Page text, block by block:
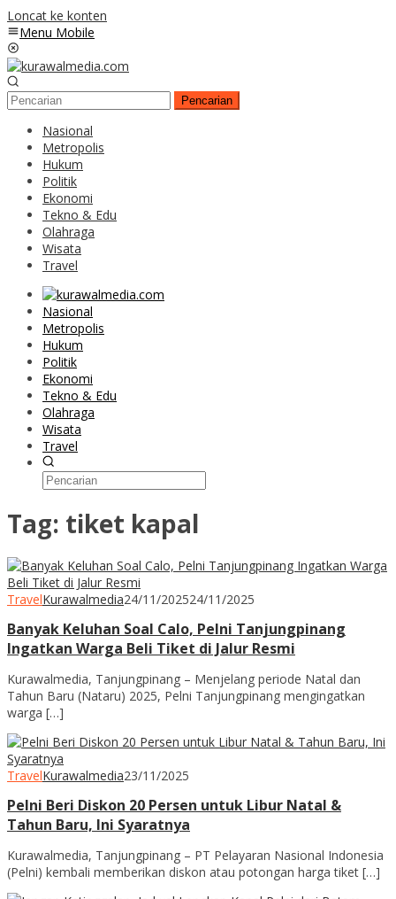
Loncat ke konten
Menu Mobile
Pencarian
Nasional
Metropolis
Hukum
Politik
Ekonomi
Tekno & Edu
Olahraga
Wisata
Travel
Nasional
Metropolis
Hukum
Politik
Ekonomi
Tekno & Edu
Olahraga
Wisata
Travel
Tag: tiket kapal
TravelKurawalmedia24/11/202524/11/2025
Banyak Keluhan Soal Calo, Pelni Tanjungpinang
Ingatkan Warga Beli Tiket di Jalur Resmi
Kurawalmedia, Tanjungpinang – Menjelang periode Natal dan
Tahun Baru (Nataru) 2025, Pelni Tanjungpinang mengingatkan
warga […]
TravelKurawalmedia23/11/2025
Pelni Beri Diskon 20 Persen untuk Libur Natal &
Tahun Baru, Ini Syaratnya
Kurawalmedia, Tanjungpinang – PT Pelayaran Nasional Indonesia
(Pelni) kembali memberikan diskon atau potongan harga tiket […]